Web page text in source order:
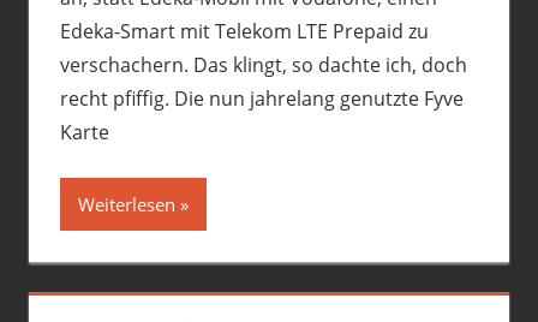
Edeka-Smart mit Telekom LTE Prepaid zu
verschachern. Das klingt, so dachte ich, doch
recht pfiffig. Die nun jahrelang genutzte Fyve
Karte
Weiterlesen